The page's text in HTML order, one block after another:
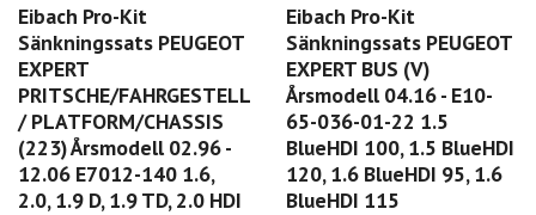
Eibach Pro-Kit
Sänkningssats PEUGEOT
EXPERT
PRITSCHE/FAHRGESTELL
/ PLATFORM/CHASSIS
(223) Årsmodell 02.96 -
12.06 E7012-140 1.6,
2.0, 1.9 D, 1.9 TD, 2.0 HDI
Eibach Pro-Kit
Sänkningssats PEUGEOT
EXPERT BUS (V)
Årsmodell 04.16 - E10-
65-036-01-22 1.5
BlueHDI 100, 1.5 BlueHDI
120, 1.6 BlueHDI 95, 1.6
BlueHDI 115